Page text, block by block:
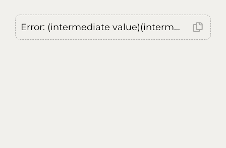
Error: (intermediate value)(intermediate value)(intermediate value).replaceAll is not a function